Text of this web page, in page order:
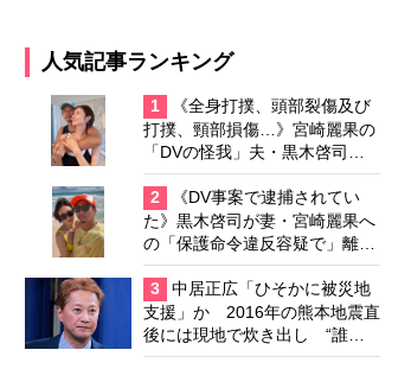
人気記事ランキング
1
《全身打撲、頭部裂傷及び
打撲、頸部損傷…》宮崎麗果の
「DVの怪我」夫・黒木啓司の
逮捕で始まる「夫婦の闘争」
2
《DV事案で逮捕されてい
た》黒木啓司が妻・宮崎麗果へ
の「保護命令違反容疑で」離婚
協議は「第二ステージ」へ
3
中居正広「ひそかに被災地
支援」か 2016年の熊本地震直
後には現地で炊き出し “誰に
も知られなくて良い”と、むし